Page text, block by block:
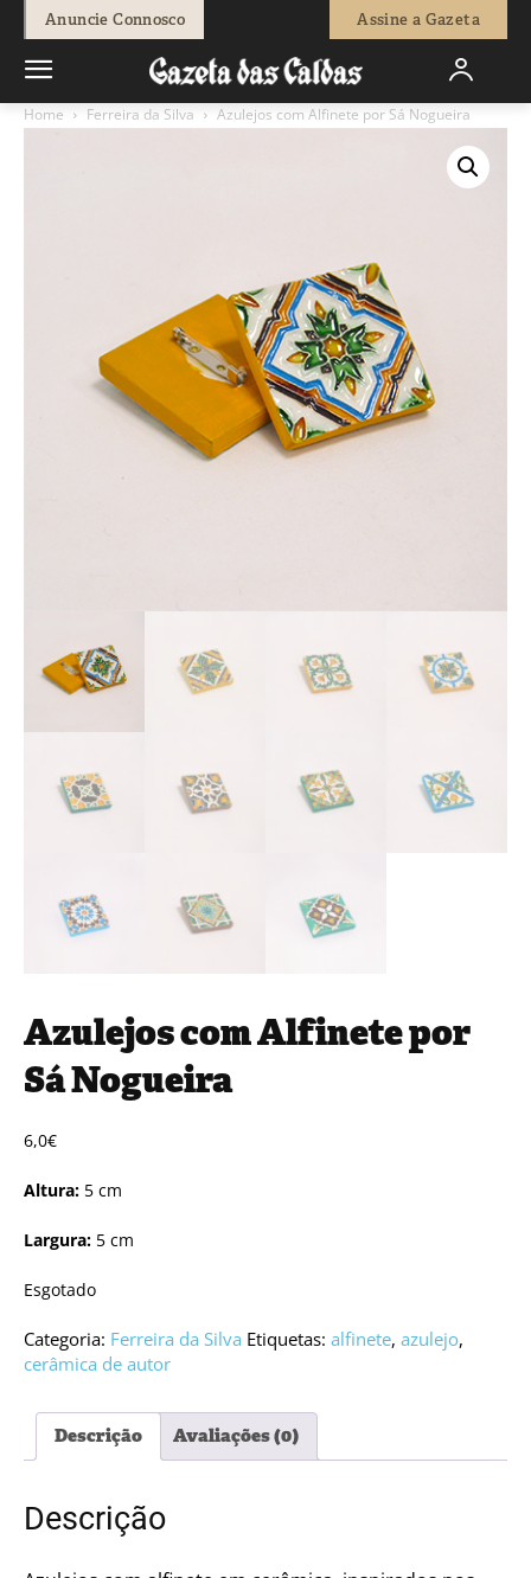
Anuncie Connosco Assine a Gazeta
Home Ferreira da Silva Azulejos com Alfinete por Sá Nogueira
Azulejos com Alfinete por
Sá Nogueira
6,0€
Altura: 5 cm
Largura: 5 cm
Esgotado
Categoria: Ferreira da Silva Etiquetas: alfinete, azulejo,
cerâmica de autor
Descrição Avaliações (0)
Descrição